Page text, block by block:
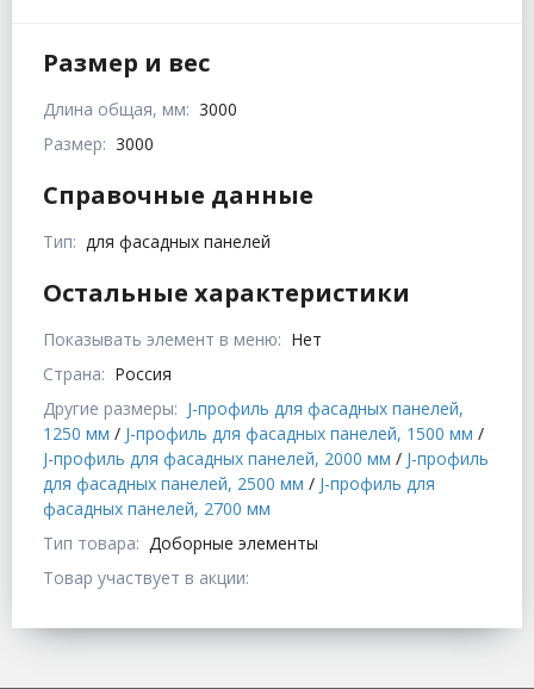
Размер и вес
Длина общая, мм: 3000
Размер: 3000
Справочные данные
Тип: для фасадных панелей
Остальные характеристики
Показывать элемент в меню: Нет
Страна: Россия
Другие размеры: J-профиль для фасадных панелей,
1250 мм / J-профиль для фасадных панелей, 1500 мм /
J-профиль для фасадных панелей, 2000 мм / J-профиль
для фасадных панелей, 2500 мм / J-профиль для
фасадных панелей, 2700 мм
Тип товара: Доборные элементы
Товар участвует в акции: